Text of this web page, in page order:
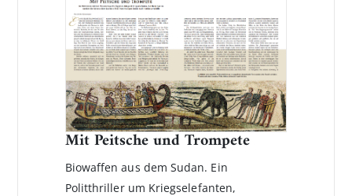
Mit Peitsche und Trompete
Biowaffen aus dem Sudan. Ein
Politthriller um Kriegselefanten,